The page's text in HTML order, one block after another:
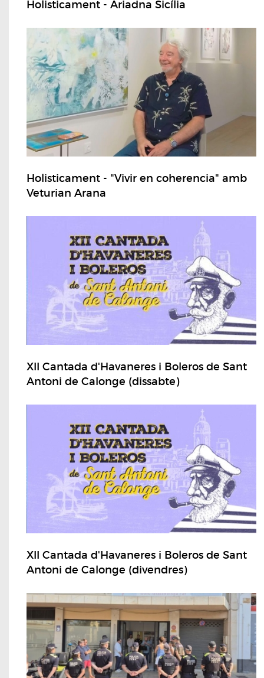
Holisticament - Ariadna Sicília
Holisticament - "Vivir en coherencia" amb
Veturian Arana
XII Cantada d'Havaneres i Boleros de Sant
Antoni de Calonge (dissabte)
XII Cantada d'Havaneres i Boleros de Sant
Antoni de Calonge (divendres)